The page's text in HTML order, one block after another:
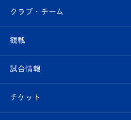
すべて
クラブ
試合情報
クラブ・チーム
クラブ概要
エンブレム紹介
観戦
観戦ルール
はじめての観戦ガイド
試合情報
試合日程/結果
チケット